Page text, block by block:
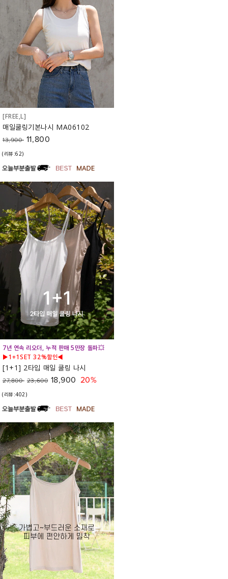
[FREE,L]
매일쿨링기본나시 MA06102
13,900 11,800
(리뷰:62)
7년 연속 리오더, 누적 판매 5만장 돌파💥
▶1+1SET 32%할인◀
[1+1] 2타입 매일 쿨링 나시
27,800 23,600 18,900 20%
(리뷰:402)